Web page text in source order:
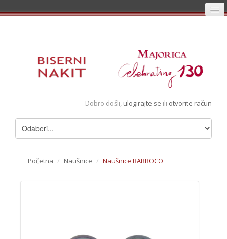
Registracija
Pregledani artikli
Dobro došli, ulogirajte se ili otvorite račun
Početna / Naušnice / Naušnice BARROCO